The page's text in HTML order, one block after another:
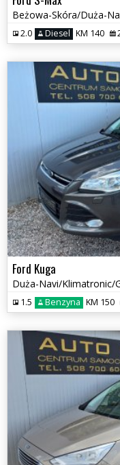
2.0 Diesel KM 140
Ford Kuga
1.5 Benzyna KM 150